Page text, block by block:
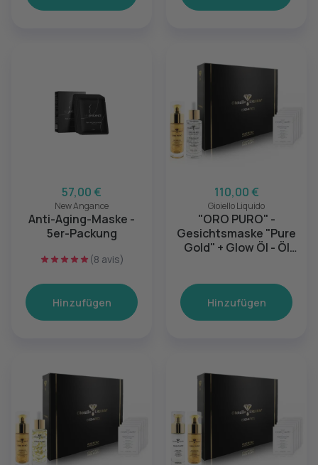
57,00 €
New Angance
Anti-Aging-Maske -
5er-Packung
(8 avis)
Hinzufügen
110,00 €
Gioiello Liquido
"ORO PURO" -
Gesichtsmaske "Pure
Gold" + Glow Öl - Öl
Hinzufügen